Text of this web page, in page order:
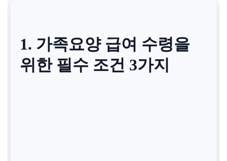
1. 가족요양 급여 수령을
위한 필수 조건 3가지